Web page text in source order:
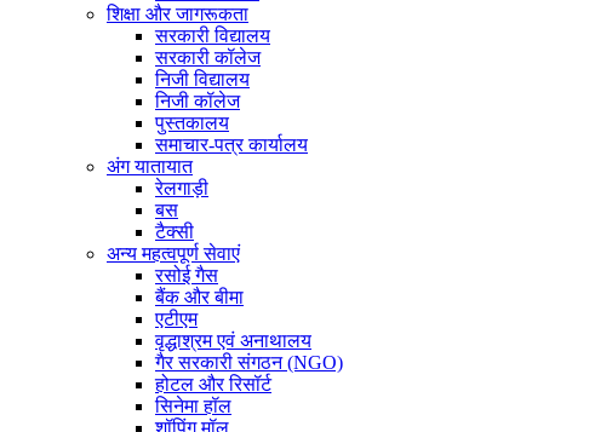
शिक्षा और जागरूकता
सरकारी विद्यालय
सरकारी कॉलेज
निजी विद्यालय
निजी कॉलेज
पुस्तकालय
समाचार-पत्र कार्यालय
अंग यातायात
रेलगाड़ी
बस
टैक्सी
अन्य महत्वपूर्ण सेवाएं
रसोई गैस
बैंक और बीमा
एटीएम
वृद्धाश्रम एवं अनाथालय
गैर सरकारी संगठन (NGO)
होटल और रिसॉर्ट
सिनेमा हॉल
शॉपिंग मॉल